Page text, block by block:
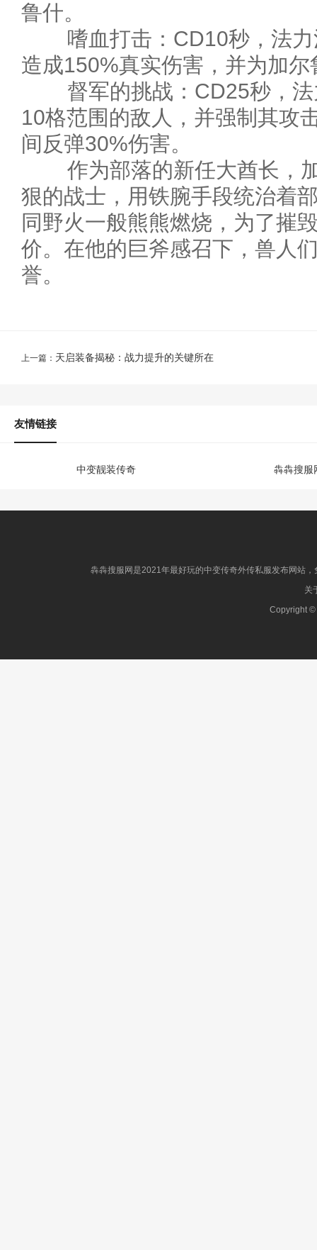
鲁什。
嗜血打击：CD10秒，法力
造成150%真实伤害，并为加
督军的挑战：CD25秒，法
10格范围的敌人，并强制其攻
间反弹30%伤害。
作为部落的新任大酋长，
狠的战士，用铁腕手段统治着
同野火一般熊熊燃烧，为了摧
价。在他的巨斧感召下，兽人
誉。
上一篇： 天启装备揭秘：战力提升的关键所在
友情链接
中变靓装传奇 犇犇搜服
犇犇搜服网是2021年最好玩的中变传奇外传私服发布网站
关
Copyright